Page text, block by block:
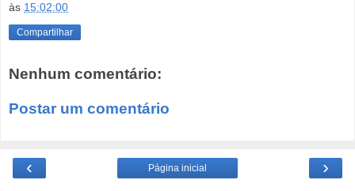
às 15:02:00
Compartilhar
Nenhum comentário:
Postar um comentário
‹ ›
Página inicial